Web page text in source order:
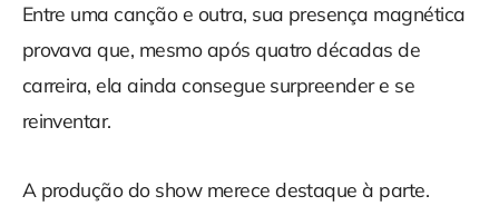
Entre uma canção e outra, sua presença magnética
provava que, mesmo após quatro décadas de
carreira, ela ainda consegue surpreender e se
reinventar.
A produção do show merece destaque à parte.